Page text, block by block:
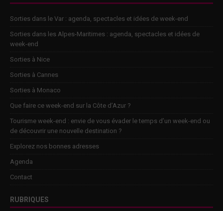
Sorties dans le Var : agenda, spectacles et idées de week-end
Sorties dans les Alpes-Maritimes : agenda, spectacles et idées de
week-end
Sorties à Nice
Sorties à Cannes
Sorties à Monaco
Que faire ce week-end sur la Côte d’Azur ?
Tourisme week-end : envie de vous évader le temps d’un week-end ou
de découvrir une nouvelle destination ?
Explorez nos bonnes adresses
Agenda
Contact
RUBRIQUES